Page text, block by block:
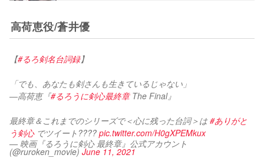
高荷恵役/蒼井優
【#るろ剣名台詞録】
「でも、あなたも剣さんも生きているじゃない」
―高荷恵『#るろうに剣心最終章 The Final』
最終章＆これまでのシリーズで＜心に残った台詞＞は #ありがと
う剣心 でツイート????️ pic.twitter.com/H0gXPEMkux
— 映画『るろうに剣心 最終章』公式アカウント
(@ruroken_movie)June 11, 2021